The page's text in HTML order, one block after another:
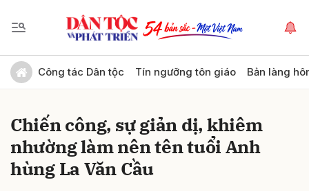
Công tác Dân tộc Tín ngưỡng tôn giáo Bản làng
Chiến công, sự giản dị, khiêm
nhường làm nên tên tuổi Anh
hùng La Văn Cầu
Gửi bình luận